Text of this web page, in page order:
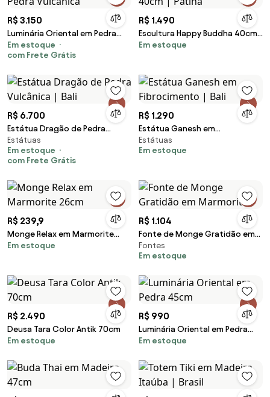
R$ 3.150
Luminária Oriental em Pedra
Vulcânica
Em estoque
com Frete Grátis
R$ 1.490
Escultura Happy Buddha 40cm |
Pátina
Em estoque
R$ 6.700
Estátua Dragão de Pedra
Vulcânica | Bali
Estátuas
Em estoque
com Frete Grátis
R$ 1.290
Estátua Ganesh em
Fibrocimento | Bali
Estátuas
Em estoque
R$ 239,9
Monge Relax em Marmorite
26cm
Em estoque
R$ 1.104
Fonte de Monge Gratidão em
Marmorite
Fontes
Em estoque
R$ 2.490
Deusa Tara Color Antik 70cm
Em estoque
R$ 990
Luminária Oriental em Pedra
45cm
Em estoque